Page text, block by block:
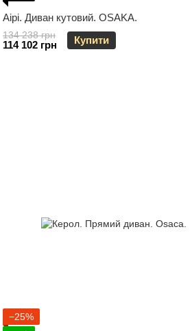
Aipi. Диван кутовий. OSAKА.
134 238 грн
114 102 грн Купити
−25%